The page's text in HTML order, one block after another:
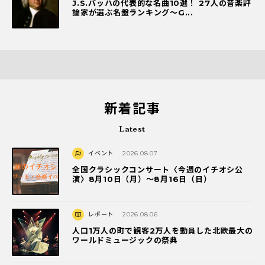
J.S.バッハの代表的な名曲10選！ 27人の音楽評
論家が選ぶ名盤ランキング〜G...
新着記事
Latest
イベント 2026.08.07
全国クラシックコンサート〈今週のイチオシ公
演〉8月10日（月）～8月16日（日）
レポート 2026.08.06
人口1万人の町で観客2万人を動員した北欧最大の
ワールドミュージックの祭典